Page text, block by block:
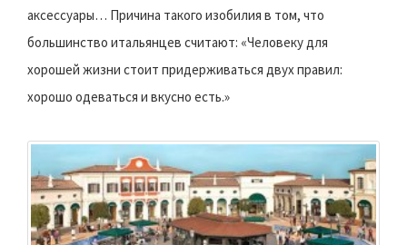
аксессуары… Причина такого изобилия в том, что
большинство итальянцев считают: «Человеку для
хорошей жизни стоит придерживаться двух правил:
хорошо одеваться и вкусно есть.»